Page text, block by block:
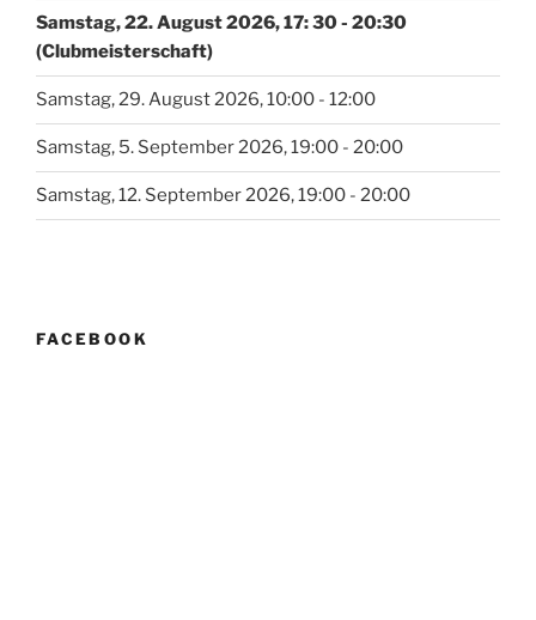
Samstag, 22. August 2026, 17: 30 - 20:30
(Clubmeisterschaft)
Samstag, 29. August 2026, 10:00 - 12:00
Samstag, 5. September 2026, 19:00 - 20:00
Samstag, 12. September 2026, 19:00 - 20:00
FACEBOOK